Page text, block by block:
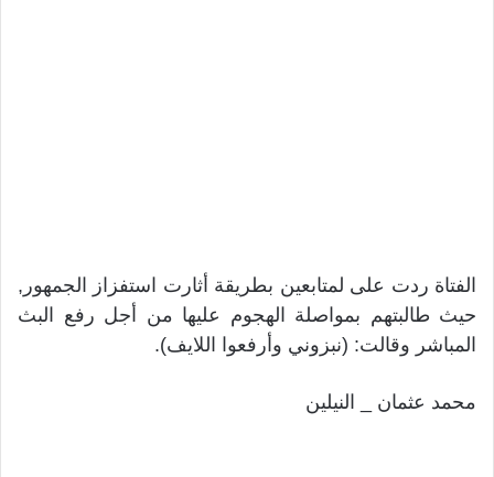
الفتاة ردت على لمتابعين بطريقة أثارت استفزاز الجمهور,
حيث طالبتهم بمواصلة الهجوم عليها من أجل رفع البث
المباشر وقالت: (نبزوني وأرفعوا اللايف).
محمد عثمان _ النيلين